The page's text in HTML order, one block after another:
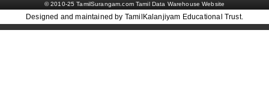
© 2010-25 TamilSurangam.com Tamil Data Warehouse Website
Designed and maintained by TamilKalanjiyam Educational Trust.